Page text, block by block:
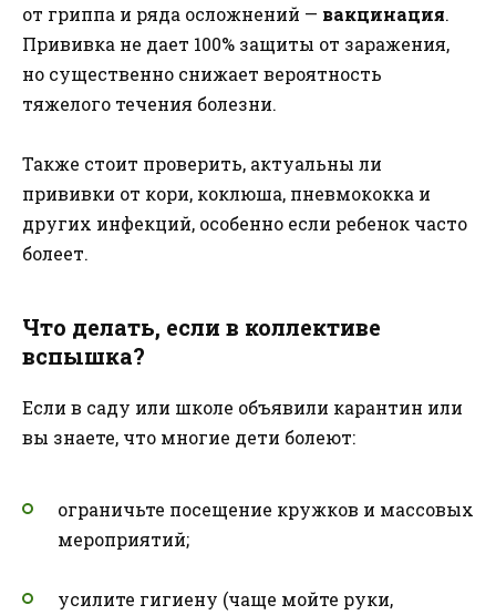
от гриппа и ряда осложнений — вакцинация.
Прививка не дает 100% защиты от заражения,
но существенно снижает вероятность
тяжелого течения болезни.
Также стоит проверить, актуальны ли
прививки от кори, коклюша, пневмококка и
других инфекций, особенно если ребенок часто
болеет.
Что делать, если в коллективе
вспышка?
Если в саду или школе объявили карантин или
вы знаете, что многие дети болеют:
ограничьте посещение кружков и массовых
мероприятий;
усилите гигиену (чаще мойте руки,